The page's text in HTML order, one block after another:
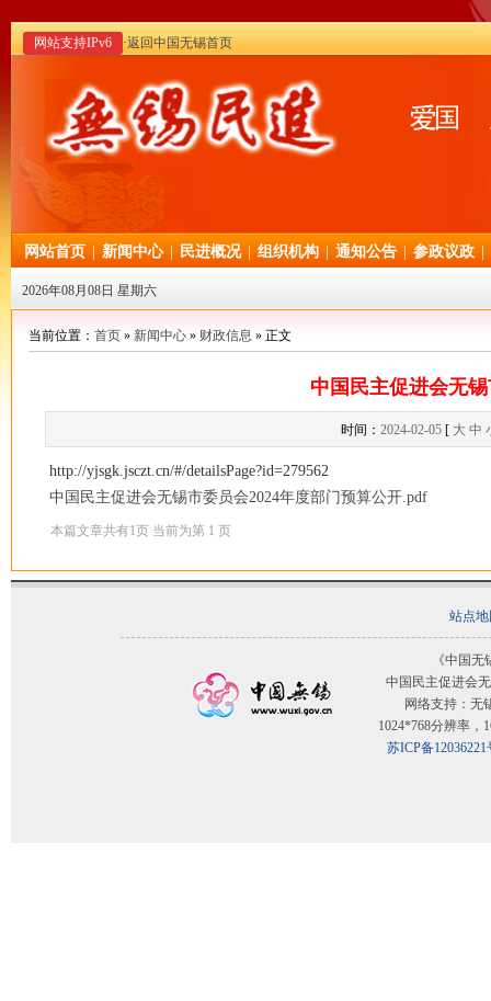
网站支持IPv6 ·返回中国无锡首页
网站首页 新闻中心 民进概况 组织机构 通知公告 参政议政
2026年08月08日 星期六
当前位置： 首页 » 新闻中心 » 财政信息 » 正文
中国民主促进会无
时间： 2024-02-05 [ 大 中
http://yjsgk.jsczt.cn/#/detailsPage?id=279562
中国民主促进会无锡市委员会2024年度部门预算公开.pdf
本篇文章共有1页 当前为第 1 页
站点
《中国
中国民主促进会
网络支持：无
1024*768分辨率，
苏ICP备12036221